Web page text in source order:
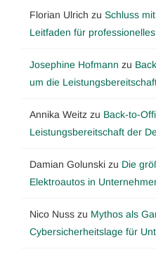
Florian Ulrich zu Schluss
Leitfaden für
Josephine Hofmann zu
um die
Annika Weitz zu Back-to-
Leistungsbereitschaft der
Damian Golunski zu Die
Elektroautos in
Nico Nuss zu Mythos als
Cybersicherheitslage für